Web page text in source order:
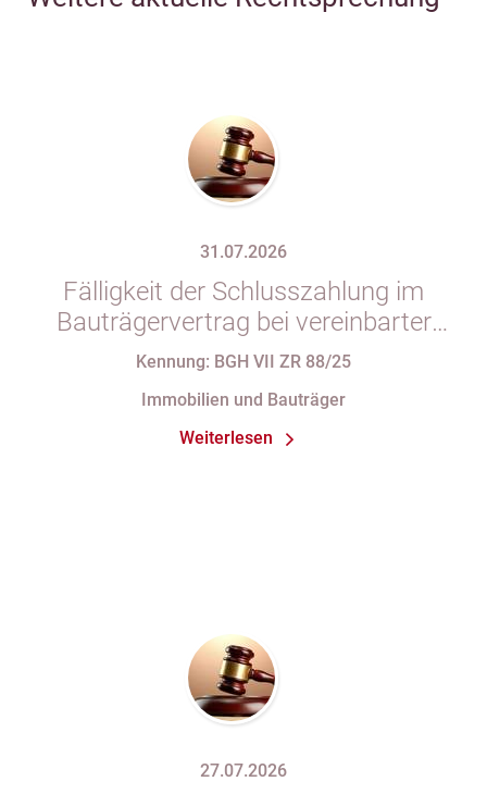
31.07.2026
Fälligkeit der Schlusszahlung im
Bauträgervertrag bei vereinbarter
Zahlung „nach vollständiger
Abnahmeprotokoll festgehaltener
Mängel am Sondereigentum
Kennung: BGH VII ZR 88/25
Immobilien und Bauträger
Weiterlesen
27.07.2026